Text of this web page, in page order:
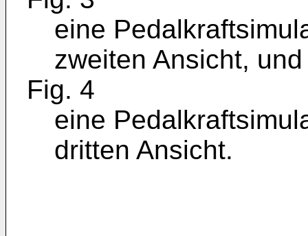
eine
zweiten Ansicht, und
Fig. 4
eine
dritten Ansicht.